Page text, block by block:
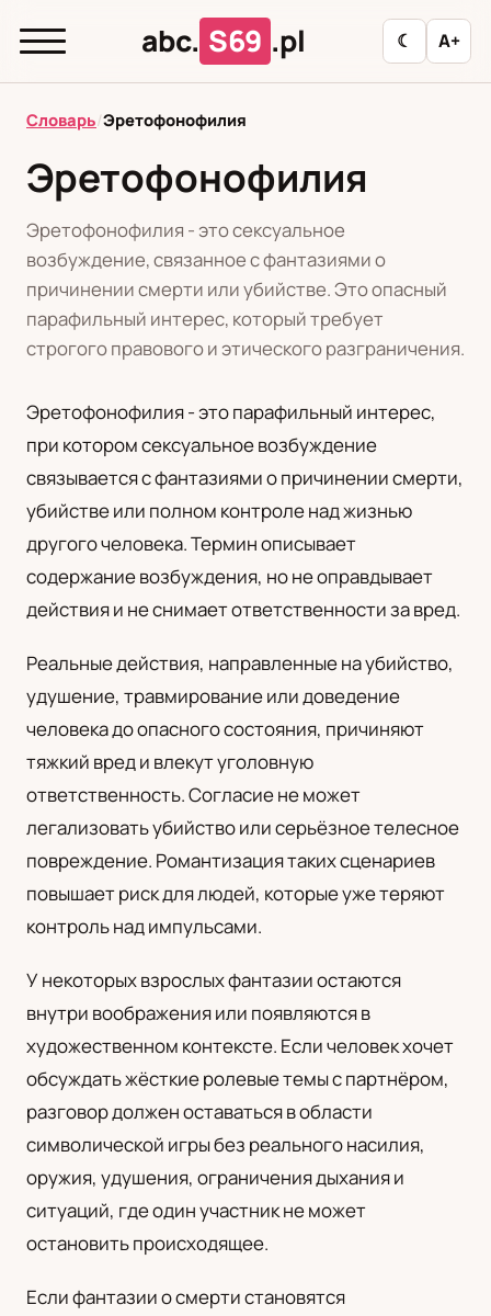
abc. S69 .pl ☾ A+
abc. S69
Д
Л
М Н О П Р С Т
Ф
Ц Ш Э
Polski Русский
Українська
Словарь/Эретофонофилия
Эретофонофилия
Эретофонофилия - это сексуальное
возбуждение, связанное с фантазиями о
причинении смерти или убийстве. Это опасный
парафильный интерес, который требует
строгого правового и этического разграничения.
Эретофонофилия - это парафильный интерес,
при котором сексуальное возбуждение
связывается с фантазиями о причинении смерти,
убийстве или полном контроле над жизнью
другого человека. Термин описывает
содержание возбуждения, но не оправдывает
действия и не снимает ответственности за вред.
Реальные действия, направленные на убийство,
удушение, травмирование или доведение
человека до опасного состояния, причиняют
тяжкий вред и влекут уголовную
ответственность. Согласие не может
легализовать убийство или серьёзное телесное
повреждение. Романтизация таких сценариев
повышает риск для людей, которые уже теряют
контроль над импульсами.
У некоторых взрослых фантазии остаются
внутри воображения или появляются в
художественном контексте. Если человек хочет
обсуждать жёсткие ролевые темы с партнёром,
разговор должен оставаться в области
символической игры без реального насилия,
оружия, удушения, ограничения дыхания и
ситуаций, где один участник не может
остановить происходящее.
Если фантазии о смерти становятся